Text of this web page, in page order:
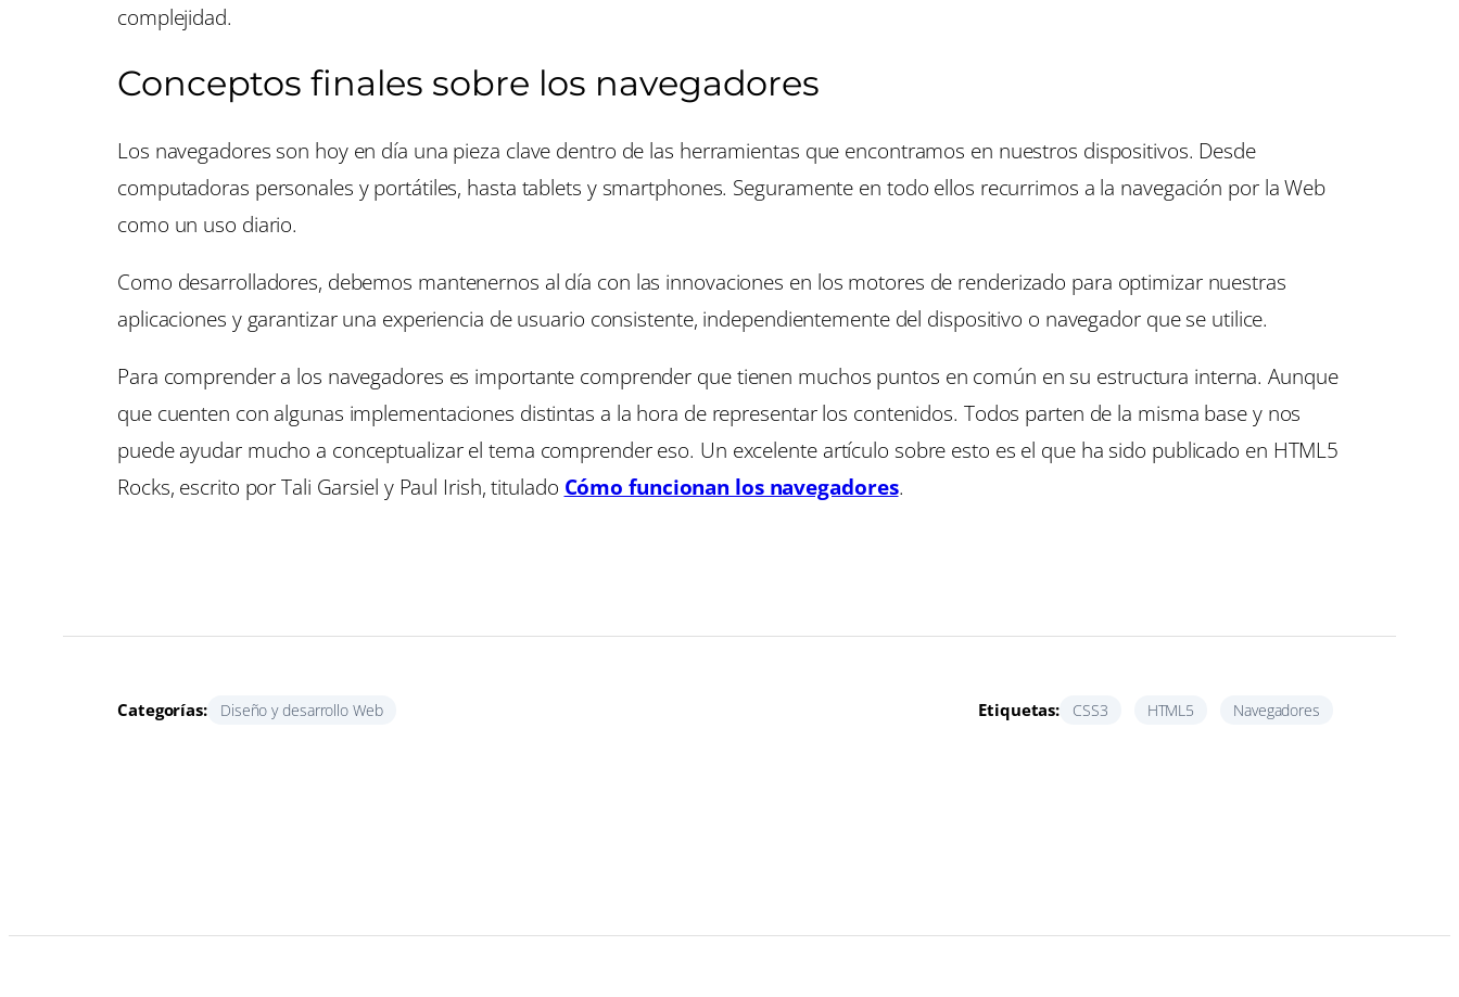
complejidad.
Conceptos finales sobre los navegadores
Los navegadores son hoy en día una pieza clave dentro de las herramientas que encontramos en nuestros dispositivos. Desde
computadoras personales y portátiles, hasta tablets y smartphones. Seguramente en todo ellos recurrimos a la navegación por la Web
como un uso diario.
Como desarrolladores, debemos mantenernos al día con las innovaciones en los motores de renderizado para optimizar nuestras
aplicaciones y garantizar una experiencia de usuario consistente, independientemente del dispositivo o navegador que se utilice.
Para comprender a los navegadores es importante comprender que tienen muchos puntos en común en su estructura interna. Aunque
que cuenten con algunas implementaciones distintas a la hora de representar los contenidos. Todos parten de la misma base y nos
puede ayudar mucho a conceptualizar el tema comprender eso. Un excelente artículo sobre esto es el que ha sido publicado en HTML5
Rocks, escrito por Tali Garsiel y Paul Irish, titulado Cómo funcionan los navegadores.
Categorías: Diseño y desarrollo Web Etiquetas: CSS3 HTML5 Navegadores